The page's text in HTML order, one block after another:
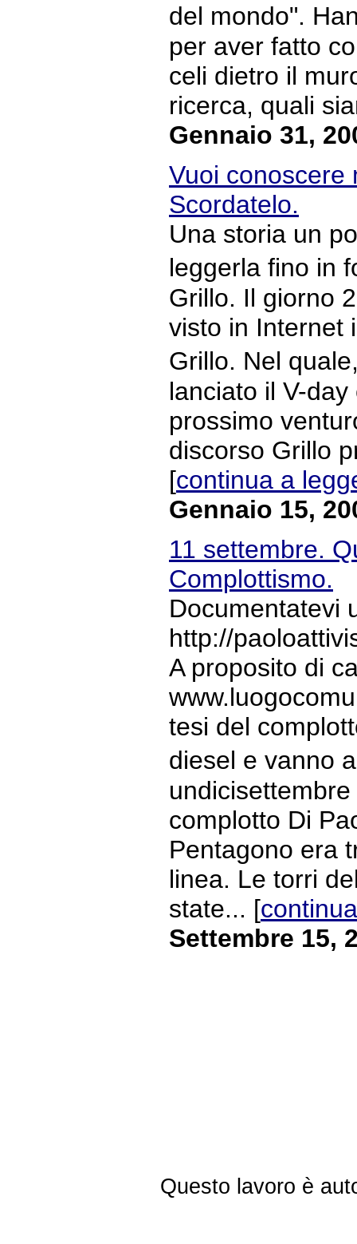
del mondo".
per aver fatto
celi dietro il
ricerca, quali
Gennaio 31,
Vuoi conoscere
Scordatelo.
Una storia un
leggerla fino in
Grillo. Il giorno
visto in Internet
Grillo. Nel
lanciato il V-
prossimo
discorso Grillo
[continua a
Gennaio 15,
11 settembre.
Complottismo.
Documentatevi
http://
A proposito di
tesi del
diesel e vanno
complotto Di
Pentagono era
linea. Le torri
state... [
Settembre 15,
Questo lavoro è